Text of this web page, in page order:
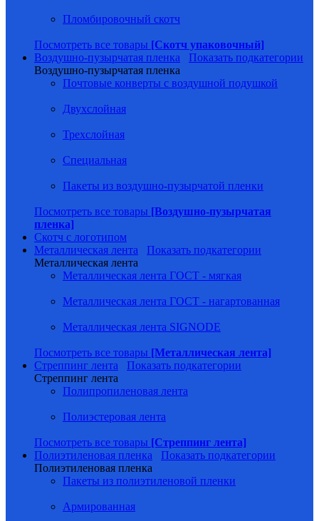
Пломбировочный скотч
Посмотреть все товары [Скотч упаковочный]
Воздушно-пузырчатая пленка
Показать подкатегории
Воздушно-пузырчатая пленка
Почтовые конверты с воздушной подушкой
Двухслойная
Трехслойная
Специальная
Пакеты из воздушно-пузырчатой пленки
Посмотреть все товары [Воздушно-пузырчатая
пленка]
Скотч с логотипом
Металлическая лента
Показать подкатегории
Металлическая лента
Металлическая лента ГОСТ - мягкая
Металлическая лента ГОСТ - нагартованная
Металлическая лента SIGNODE
Посмотреть все товары [Металлическая лента]
Стреппинг лента
Показать подкатегории
Стреппинг лента
Полипропиленовая лента
Полиэстеровая лента
Посмотреть все товары [Стреппинг лента]
Полиэтиленовая пленка
Показать подкатегории
Полиэтиленовая пленка
Пакеты из полиэтиленовой пленки
Армированная